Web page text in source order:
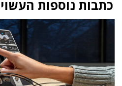
כתבות נוספות